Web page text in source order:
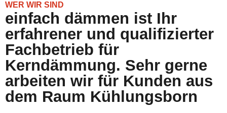
WER WIR SIND
einfach dämmen ist Ihr
erfahrener und qualifizierter
Fachbetrieb für
Kerndämmung. Sehr gerne
arbeiten wir für Kunden aus
dem Raum Kühlungsborn